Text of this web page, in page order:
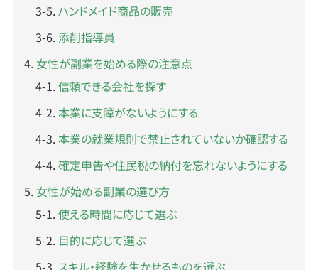
ハンドメイド商品の販売
添削指導員
女性が副業を始める際の注意点
信頼できる会社を探す
本業に支障がないようにする
本業の就業規則で禁止されていないか確認する
確定申告や住民税の納付を忘れないようにする
女性が始める副業の選び方
使える時間に応じて選ぶ
目的に応じて選ぶ